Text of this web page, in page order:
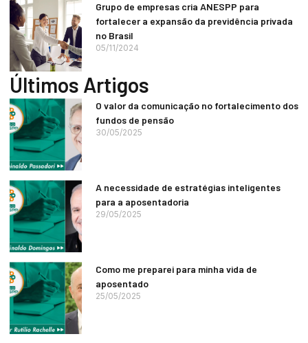
Grupo de empresas cria ANESPP para
fortalecer a expansão da previdência privada
no Brasil
05/11/2024
Últimos Artigos
O valor da comunicação no fortalecimento dos
fundos de pensão
30/05/2025
A necessidade de estratégias inteligentes
para a aposentadoria
29/05/2025
Como me preparei para minha vida de
aposentado
25/05/2025